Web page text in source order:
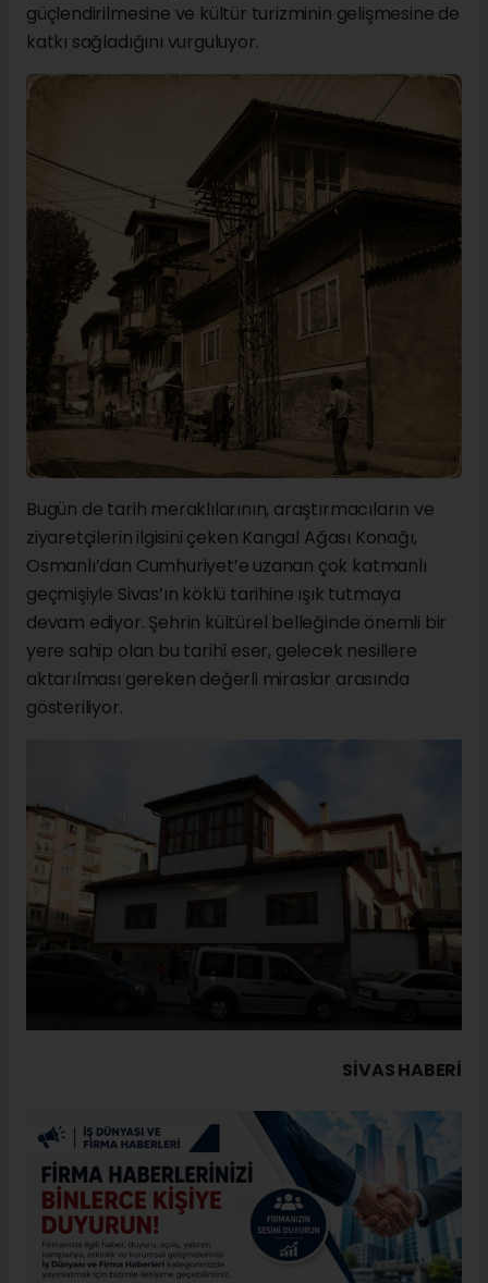
güçlendirilmesine ve kültür turizminin gelişmesine de
katkı sağladığını vurguluyor.
Bugün de tarih meraklılarının, araştırmacıların ve
ziyaretçilerin ilgisini çeken Kangal Ağası Konağı,
Osmanlı’dan Cumhuriyet’e uzanan çok katmanlı
geçmişiyle Sivas’ın köklü tarihine ışık tutmaya
devam ediyor. Şehrin kültürel belleğinde önemli bir
yere sahip olan bu tarihî eser, gelecek nesillere
aktarılması gereken değerli miraslar arasında
gösteriliyor.
SIVAS HABERİ